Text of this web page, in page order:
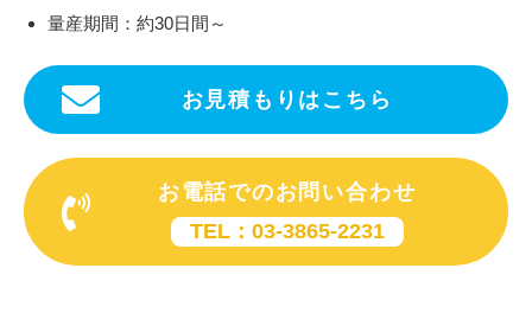
量産期間：約30日間～
お見積もりはこちら
お電話でのお問い合わせ
TEL：03-3865-2231